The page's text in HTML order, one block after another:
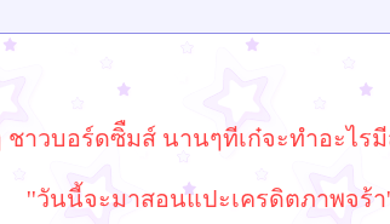
าวบอร์ดซิืมส์ นานๆทีเก๋จะทำอะไรมี
''วันนี้จะมาสอนแปะเครดิตภาพจร้า